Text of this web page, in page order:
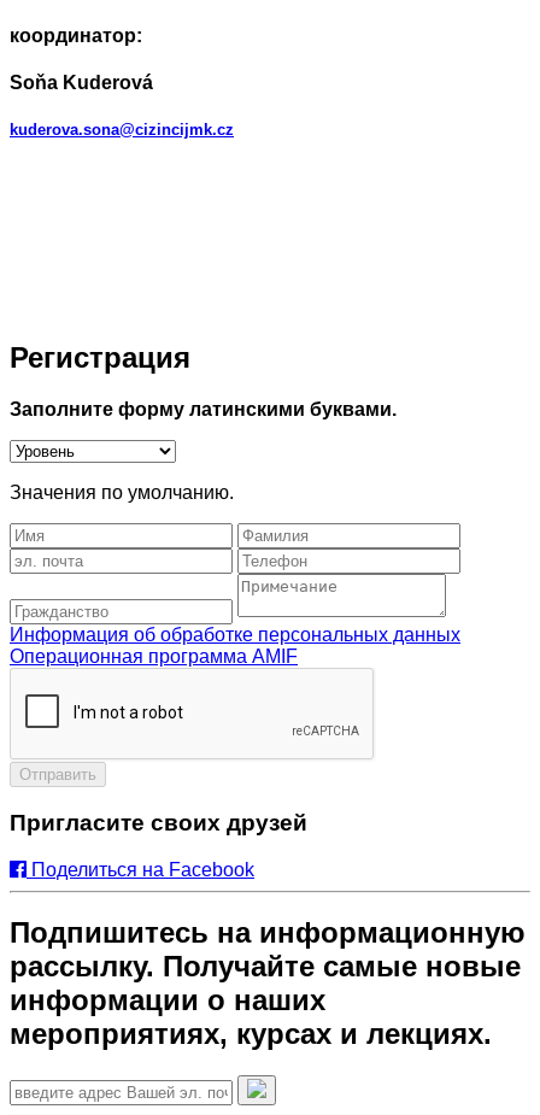
координатор:
Soňa Kuderová
kuderova.sona@cizincijmk.cz
Регистрация
Заполните форму латинскими буквами.
Значения по умолчанию.
Информация об обработке персональных данных
Операционная программа AMIF
Отправить
Пригласите своих друзей
Поделиться на Facebook
Подпишитесь на информационную
рассылку. Получайте самые новые
информации о наших
мероприятиях, курсах и лекциях.